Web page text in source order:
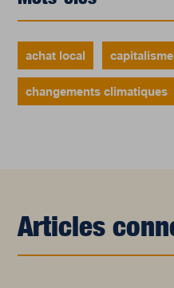
achat local capitalisme
changements climatiques
Articles